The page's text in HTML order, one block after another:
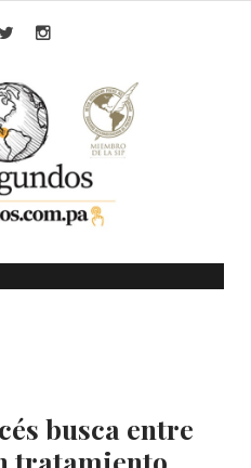
busca entre